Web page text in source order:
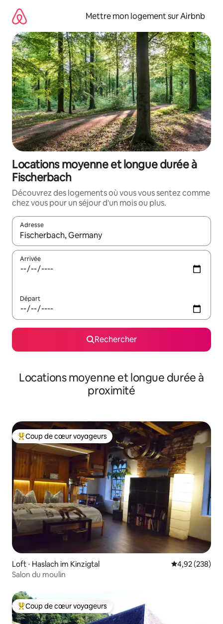
directement
contenu
Mettre mon logement sur Airbnb
Locations moyenne et longue durée à
Fischerbach
Découvrez des logements où vous vous sentez comme
chez vous pour un séjour d'un mois ou plus.
Adresse
Lorsque les résultats s'affichent, utilisez les flèches vers le
Arrivée
Départ
Rechercher
Locations moyenne et longue durée à
proximité
Coups de cœur voyageurs les plus appréciés
Coup de cœur voyageurs
Loft ⋅ Haslach im Kinzigtal Évaluation
4,92 (238)
Salon du moulin
Coups de cœur voyageurs les plus appréciés
Coup de cœur voyageurs